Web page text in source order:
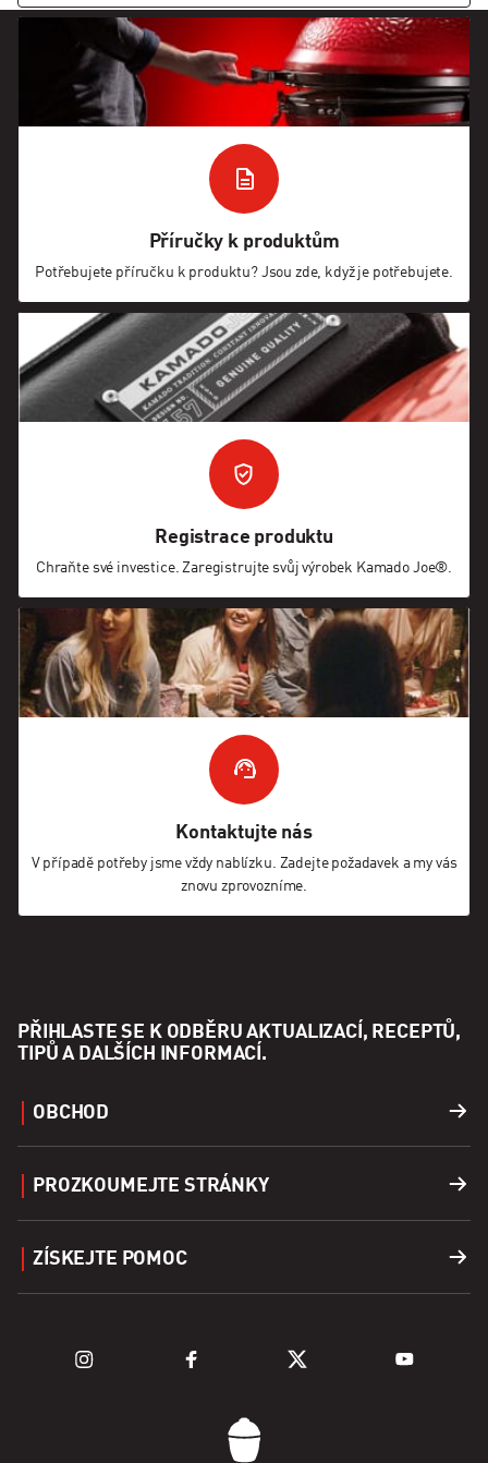
Příručky k produktům
Potřebujete příručku k produktu? Jsou zde, když je potřebujete.
Registrace produktu
Chraňte své investice. Zaregistrujte svůj výrobek Kamado Joe®.
Kontaktujte nás
V případě potřeby jsme vždy nablízku. Zadejte požadavek a my vás
znovu zprovozníme.
PŘIHLASTE SE K ODBĚRU AKTUALIZACÍ, RECEPTŮ,
TIPŮ A DALŠÍCH INFORMACÍ.
OBCHOD
Palivo
PROZKOUMEJTE STRÁNKY
Prozkoumejte řadu Kamado
ZÍSKEJTE POMOC